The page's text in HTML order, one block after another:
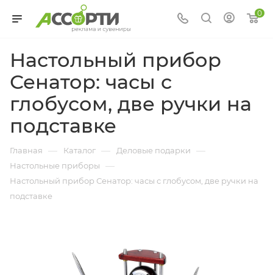
0
Настольный прибор
Сенатор: часы с
глобусом, две ручки на
подставке
Главная — Каталог — Деловые подарки —
Настольные приборы —
Настольный прибор Сенатор: часы с глобусом, две ручки на
подставке